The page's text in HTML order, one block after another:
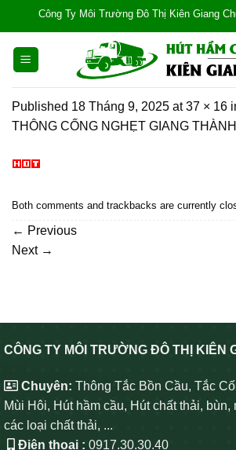
content
Công Ty Môi Trường Đô Thị Kiên Giang
Published 18 Tháng 9, 2025 at37 × 16
THÔNG CỐNG NGHẸT GIANG
Both comments and trackbacks are currently
← Previous
Next →
CÔNG TY MÔI TRƯỜNG ĐÔ THỊ KIÊN
Chuyên: Thông Tắc Bồn Cầu, Tắc
Mùi Hôi, Hút hầm cầu, Hút chất thải, bùn,
các loại chất thải, ...
Điện thoại : 0917.30.30.40